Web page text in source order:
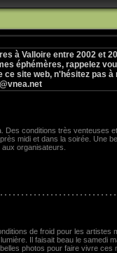
à Valloire entre 2002 et
éphémères, rappelez
site web, n'hésitez pas
Des conditions très venteuses
midi et dans la soirée. Une
organisateurs.
de froid pour les
Il faisait beau le samedi
photos pour faire vivre